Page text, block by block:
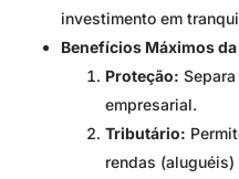
investimento em
Benefícios Máximos
Proteção:
empresarial.
Tributário:
rendas